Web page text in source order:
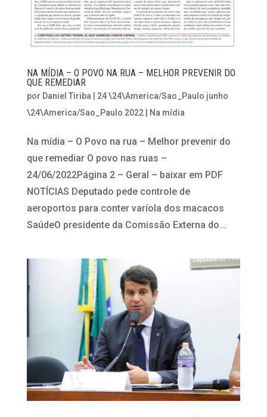
NA MÍDIA – O POVO NA RUA – MELHOR PREVENIR DO
QUE REMEDIAR
por Daniel Tiriba
24 \24\America/Sao_Paulo junho
\24\America/Sao_Paulo 2022| Na mídia
Na mídia – O Povo na rua – Melhor prevenir do
que remediar O povo nas ruas –
24/06/2022Página 2 – Geral – baixar em PDF
NOTÍCIAS Deputado pede controle de
aeroportos para conter varíola dos macacos
SaúdeO presidente da Comissão Externa do...